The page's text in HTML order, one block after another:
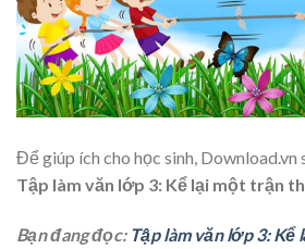
Để giúp ích cho học sinh, Download.vn
Tập làm văn lớp 3: Kể lại một trận
Bạn đang đọc: Tập làm văn lớp 3: